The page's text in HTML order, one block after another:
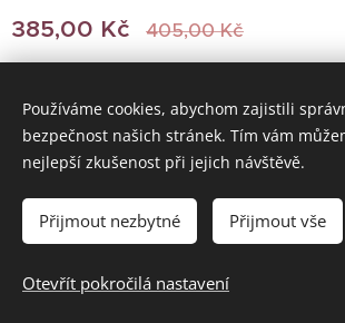
385,00 Kč 405,00Kč
Do košíku
© 2022 Všechna práva
Používáme cookies, abychom zajistili
bezpečnost našich stránek. Tím vám
nejlepší zkušenost při jejich návštěvě.
Přijmout nezbytné Přijmout vše
Otevřít pokročilá nastavení